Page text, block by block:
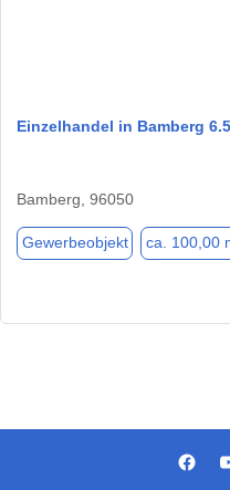
Einzelhandel in Bamberg
Bamberg, 96050
Gewerbeobjekt ca. 100,00